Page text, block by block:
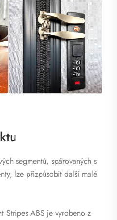
segmentů, spárovaných s
lze přizpůsobit další malé
Stripes ABS je vyrobeno z